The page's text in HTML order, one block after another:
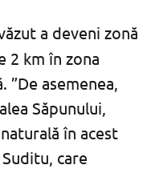
a deveni zonă
2 km în zona
”De asemenea,
Săpunului,
în acest
care